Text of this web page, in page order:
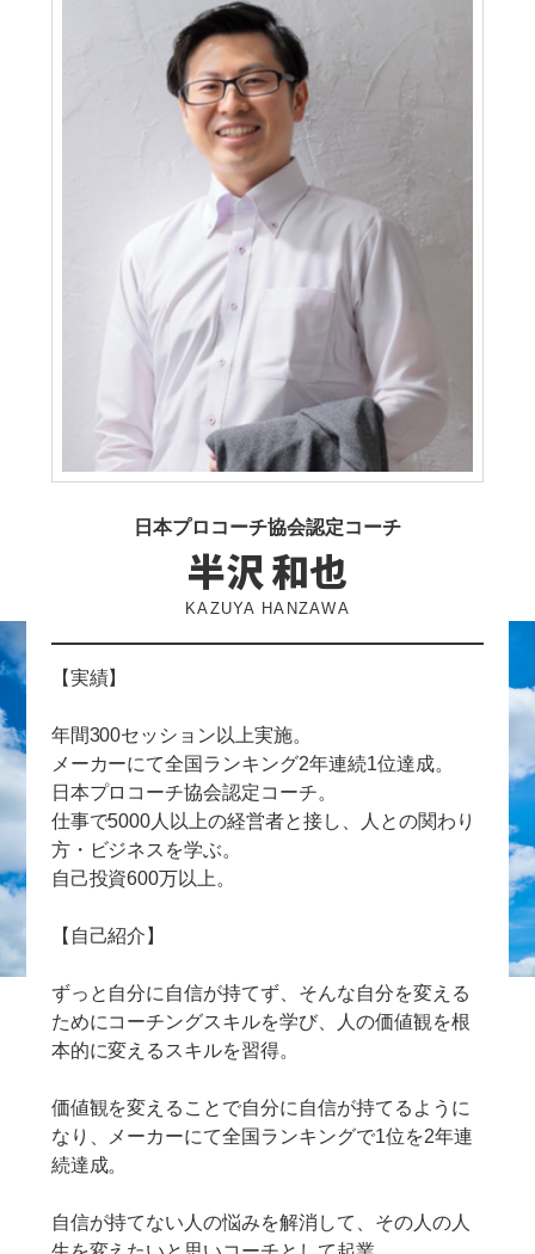
日本プロコーチ協会認定コーチ
半沢 和也
KAZUYA HANZAWA
【実績】
年間300セッション以上実施。
メーカーにて全国ランキング2年連続1位達成。
日本プロコーチ協会認定コーチ。
仕事で5000人以上の経営者と接し、人との関わり
方・ビジネスを学ぶ。
自己投資600万以上。
【自己紹介】
ずっと自分に自信が持てず、そんな自分を変える
ためにコーチングスキルを学び、人の価値観を根
本的に変えるスキルを習得。
価値観を変えることで自分に自信が持てるように
なり、メーカーにて全国ランキングで1位を2年連
続達成。
自信が持てない人の悩みを解消して、その人の人